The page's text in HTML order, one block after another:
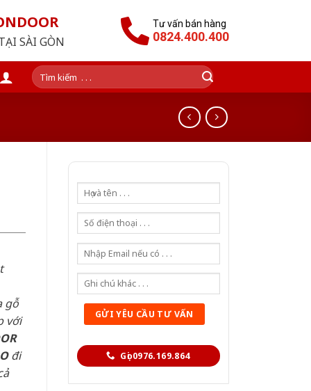
SÀI GÒN
Tư vấn bán hàng
0824.400.400
Tìm
kiếm:
Gọi 0976.169.864
gỗ
với
đi